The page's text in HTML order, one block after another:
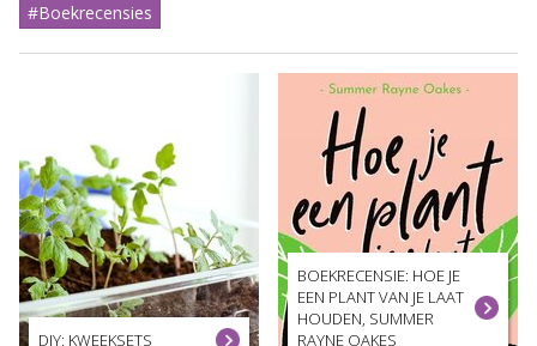
#Boekrecensies
DIY: KWEEKSETS
BOEKRECENSIE: HOE JE
EEN PLANT VAN JE LAAT
HOUDEN, SUMMER
RAYNE OAKES